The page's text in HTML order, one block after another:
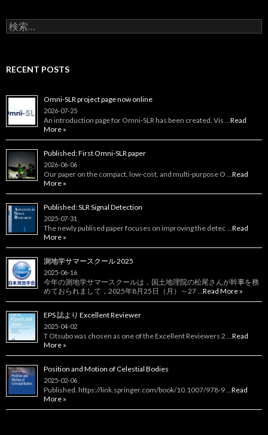
検
索:
RECENT POSTS
Omni-SLR project page now online
2026-07-25
An introduction page for Omni‑SLR has been created. Vis … Read
More »
Published: First Omni-SLR paper
2026-06-06
Our paper on the compact, low‑cost, and multi‑purpose O … Read
More »
Published: SLR Signal Detection
2025-07-31
The newly publised paper focuses on improving the detec … Read
More »
測地学サマースクール 2025
2025-06-16
今年の測地学サマースクールは，国土地理院の松尾さんが幹事を務
めておられまして，2025年8月25日（月）～27 … Read More »
EPS 誌より Excellent Reviewer
2025-04-02
T Otsubo was chosen as one of the Excellent Reviewers 2 … Read
More »
Position and Motion of Celestial Bodies
2025-02-06
Published. https://link.springer.com/book/10.1007/978-9 … Read
More »